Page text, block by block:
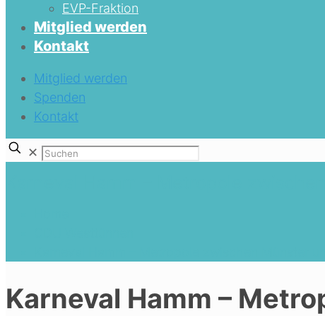
EVP-Fraktion
Mitglied werden
Kontakt
Mitglied werden
Spenden
Kontakt
✕
Karneval Hamm –